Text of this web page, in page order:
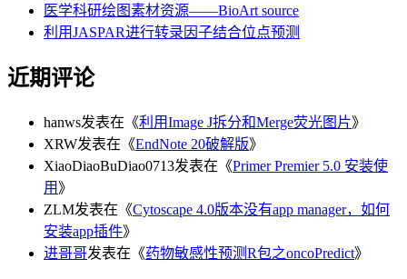
医学科研绘图素材资源——BioArt source
利用JASPAR进行转录因子结合位点预测
近期评论
hanws发表在《利用Image J拆分和Merge荧光图片》
XRW发表在《EndNote 20破解版》
XiaoDiaoBuDiao0713发表在《Primer Premier 5.0 安装使
用 》
ZLM发表在《Cytoscape 4.0版本没有app manager，如何
安装app插件》
进哥哥发表在《药物敏感性预测R包之oncoPredict》